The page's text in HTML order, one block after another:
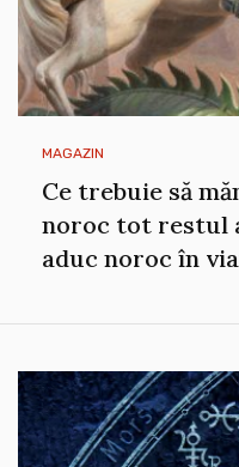
MAGAZIN
Ce trebuie să
noroc tot restul
aduc noroc în